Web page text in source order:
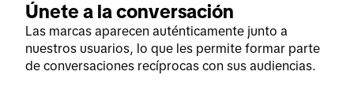
Únete a la conversación
Las marcas aparecen auténticamente junto a
nuestros usuarios, lo que les permite formar parte
de conversaciones recíprocas con sus audiencias.